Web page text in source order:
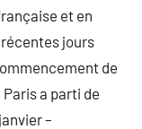
et en
jours
de
Paris a parti de
–